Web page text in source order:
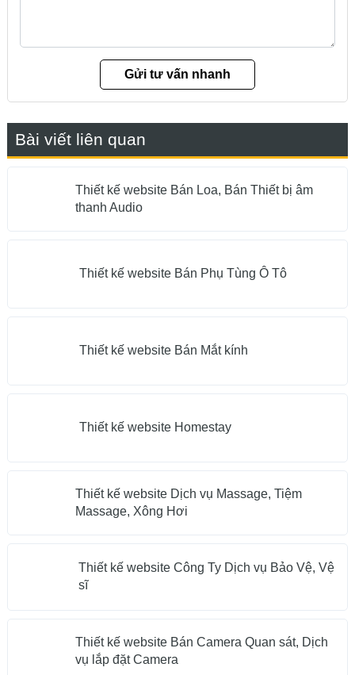
Bài viết liên quan
Thiết kế website Bán Loa, Bán Thiết bị âm
thanh Audio
Thiết kế website Bán Phụ Tùng Ô Tô
Thiết kế website Bán Mắt kính
Thiết kế website Homestay
Thiết kế website Dịch vụ Massage, Tiệm
Massage, Xông Hơi
Thiết kế website Công Ty Dịch vụ Bảo Vệ, Vệ
sĩ
Thiết kế website Bán Camera Quan sát, Dịch
vụ lắp đặt Camera